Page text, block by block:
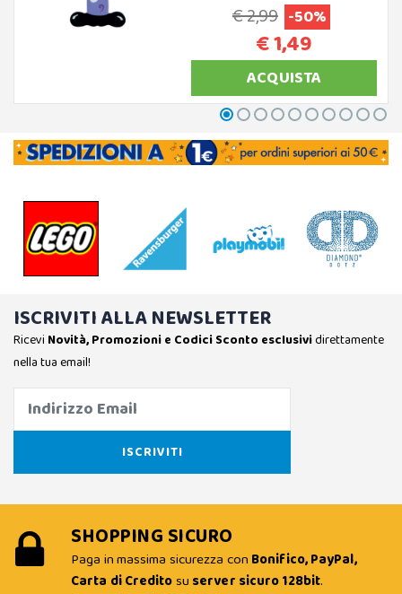
€ 2,99 -50%
€ 1,49
ACQUISTA
ISCRIVITI ALLA NEWSLETTER
Ricevi Novità, Promozioni e Codici Sconto esclusividirettamente
nella tua email!
SHOPPING SICURO
Paga in massima sicurezza con Bonifico, PayPal,
Carta di Creditosu server sicuro 128bit.